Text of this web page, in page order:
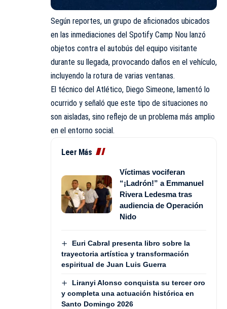
Según reportes, un grupo de aficionados ubicados
en las inmediaciones del Spotify Camp Nou lanzó
objetos contra el autobús del equipo visitante
durante su llegada, provocando daños en el vehículo,
incluyendo la rotura de varias ventanas.
El técnico del Atlético, Diego Simeone, lamentó lo
ocurrido y señaló que este tipo de situaciones no
son aisladas, sino reflejo de un problema más amplio
en el entorno social.
Leer Más
Víctimas vociferan
“¡Ladrón!” a Emmanuel
Rivera Ledesma tras
audiencia de Operación
Nido
Euri Cabral presenta libro sobre la
trayectoria artística y transformación
espiritual de Juan Luis Guerra
Liranyi Alonso conquista su tercer oro
y completa una actuación histórica en
Santo Domingo 2026